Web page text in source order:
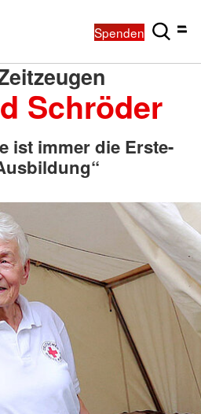
Spenden
Schröder
ist immer die Erste-